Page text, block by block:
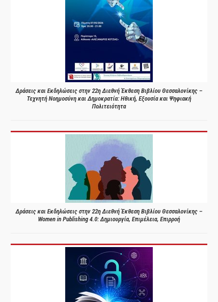
Δράσεις και Εκδηλώσεις στην 22η Διεθνή Έκθεση Βιβλίου Θεσσαλονίκης –
Τεχνητή Νοημοσύνη και Δημοκρατία: Ηθική, Εξουσία και Ψηφιακή
Πολιτειότητα
Δράσεις και Εκδηλώσεις στην 22η Διεθνή Έκθεση Βιβλίου Θεσσαλονίκης –
Women in Publishing 4.0: Δημιουργία, Επιμέλεια, Επιρροή